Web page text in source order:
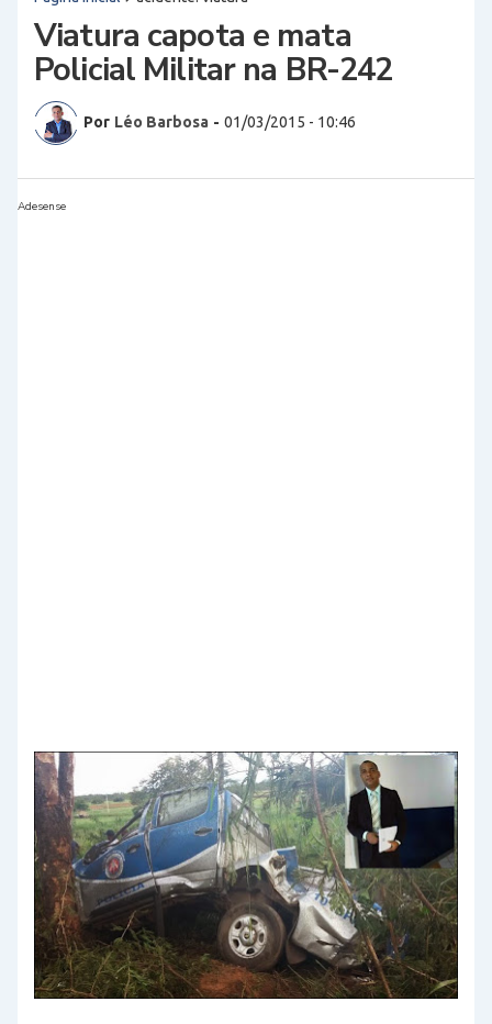
Viatura capota e mata
Policial Militar na BR-242
Por Léo Barbosa - 01/03/2015 - 10:46
Adesense